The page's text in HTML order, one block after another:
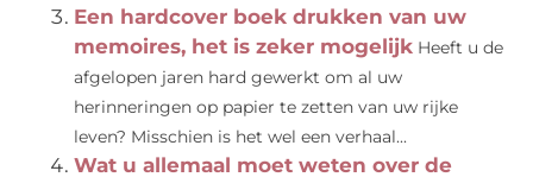
Een hardcover boek drukken van uw
memoires, het is zeker mogelijk Heeft u de
afgelopen jaren hard gewerkt om al uw
herinneringen op papier te zetten van uw rijke
leven? Misschien is het wel een verhaal...
Wat u allemaal moet weten over de